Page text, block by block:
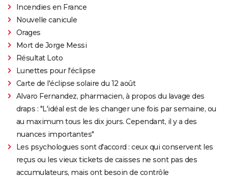
Incendies en France
Nouvelle canicule
Orages
Mort de Jorge Messi
Résultat Loto
Lunettes pour l'éclipse
Carte de l'éclipse solaire du 12 août
Alvaro Fernandez, pharmacien, à propos du lavage des
draps : "L'idéal est de les changer une fois par semaine, ou
au maximum tous les dix jours. Cependant, il y a des
nuances importantes"
Les psychologues sont d'accord : ceux qui conservent les
reçus ou les vieux tickets de caisses ne sont pas des
accumulateurs, mais ont besoin de contrôle